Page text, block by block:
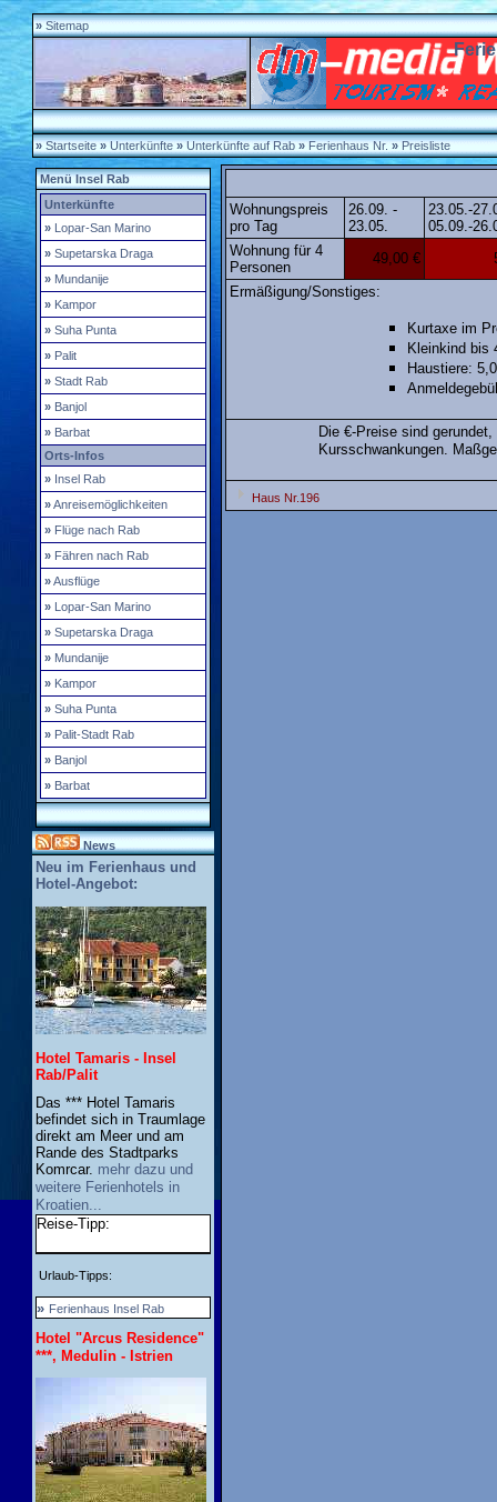
» Sitemap
» Startseite» Unterkünfte » Unterkünfteauf Rab»Ferienhaus Nr.»Preisliste
Menü Insel Rab
Unterkünfte
» Lopar-San Marino
» Supetarska Draga
» Mundanije
» Kampor
» Suha Punta
» Palit
» Stadt Rab
» Banjol
» Barbat
Orts-Infos
» Insel Rab
» Anreisemöglichkeiten
» Flüge nach Rab
» Fähren nach Rab
» Ausflüge
» Lopar-San Marino
» Supetarska Draga
» Mundanije
» Kampor
» Suha Punta
» Palit-Stadt Rab
» Banjol
» Barbat
News
Neu im Ferienhaus und
Hotel-Angebot:
Hotel Tamaris - Insel
Rab/Palit
Das *** Hotel Tamaris
befindet sich in Traumlage
direkt am Meer und am
Rande des Stadtparks
Komrcar. mehr dazu und
weitere Ferienhotels in
Kroatien...
Reise-Tipp:
Urlaub-Tipps:
» Ferienhaus Insel Rab
Hotel "Arcus Residence"
***, Medulin - Istrien
Wohnungspreis
pro Tag
26.09. -
23.05.
23.05.-
05.09.-
Wohnung für 4
Personen
49,00 €
Ermäßigung/Sonstiges:
Kurtaxe im
Kleinkind bis
Haustiere:
Die €-Preise sind
Kursschwankungen.
Haus Nr.196